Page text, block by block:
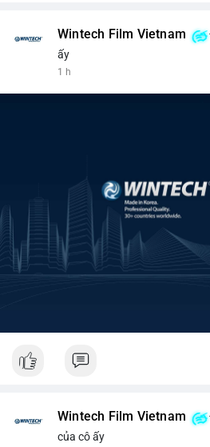
Wintech Film Vietnam
ấy
1 h
Wintech Film Vietnam
của cô ấy